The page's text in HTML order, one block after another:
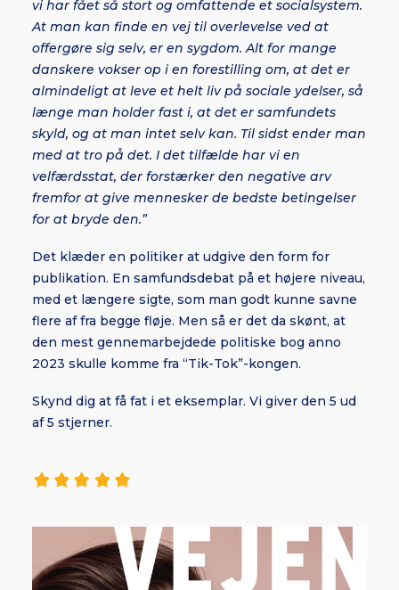
vi har fået så stort og omfattende et socialsystem.
At man kan finde en vej til overlevelse ved at
offergøre sig selv, er en sygdom. Alt for mange
danskere vokser op i en forestilling om, at det er
almindeligt at leve et helt liv på sociale ydelser, så
længe man holder fast i, at det er samfundets
skyld, og at man intet selv kan. Til sidst ender man
med at tro på det. I det tilfælde har vi en
velfærdsstat, der forstærker den negative arv
fremfor at give mennesker de bedste betingelser
for at bryde den.”
Det klæder en politiker at udgive den form for
publikation. En samfundsdebat på et højere niveau,
med et længere sigte, som man godt kunne savne
flere af fra begge fløje. Men så er det da skønt, at
den mest gennemarbejdede politiske bog anno
2023 skulle komme fra “Tik-Tok”-kongen.
Skynd dig at få fat i et eksemplar. Vi giver den 5 ud
af 5 stjerner.